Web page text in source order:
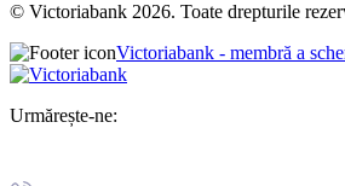
© Victoriabank 2026. Toate drepturile
Victoriabank - membră a
Urmărește-ne: